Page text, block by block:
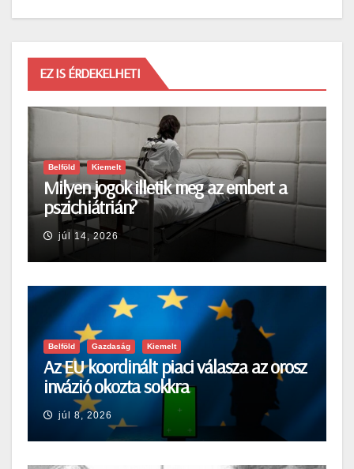
EZ IS ÉRDEKELHETI
Belföld Kiemelt
Milyen jogok illetik meg az embert a
pszichiátrián?
júl 14, 2026
Belföld Gazdaság Kiemelt
Az EU koordinált piaci válasza az orosz
invázió okozta sokkra
júl 8, 2026